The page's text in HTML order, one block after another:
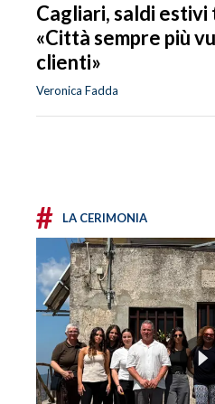
Cagliari, saldi estivi
«Città sempre più
clienti»
Veronica Fadda
# LA CERIMONIA